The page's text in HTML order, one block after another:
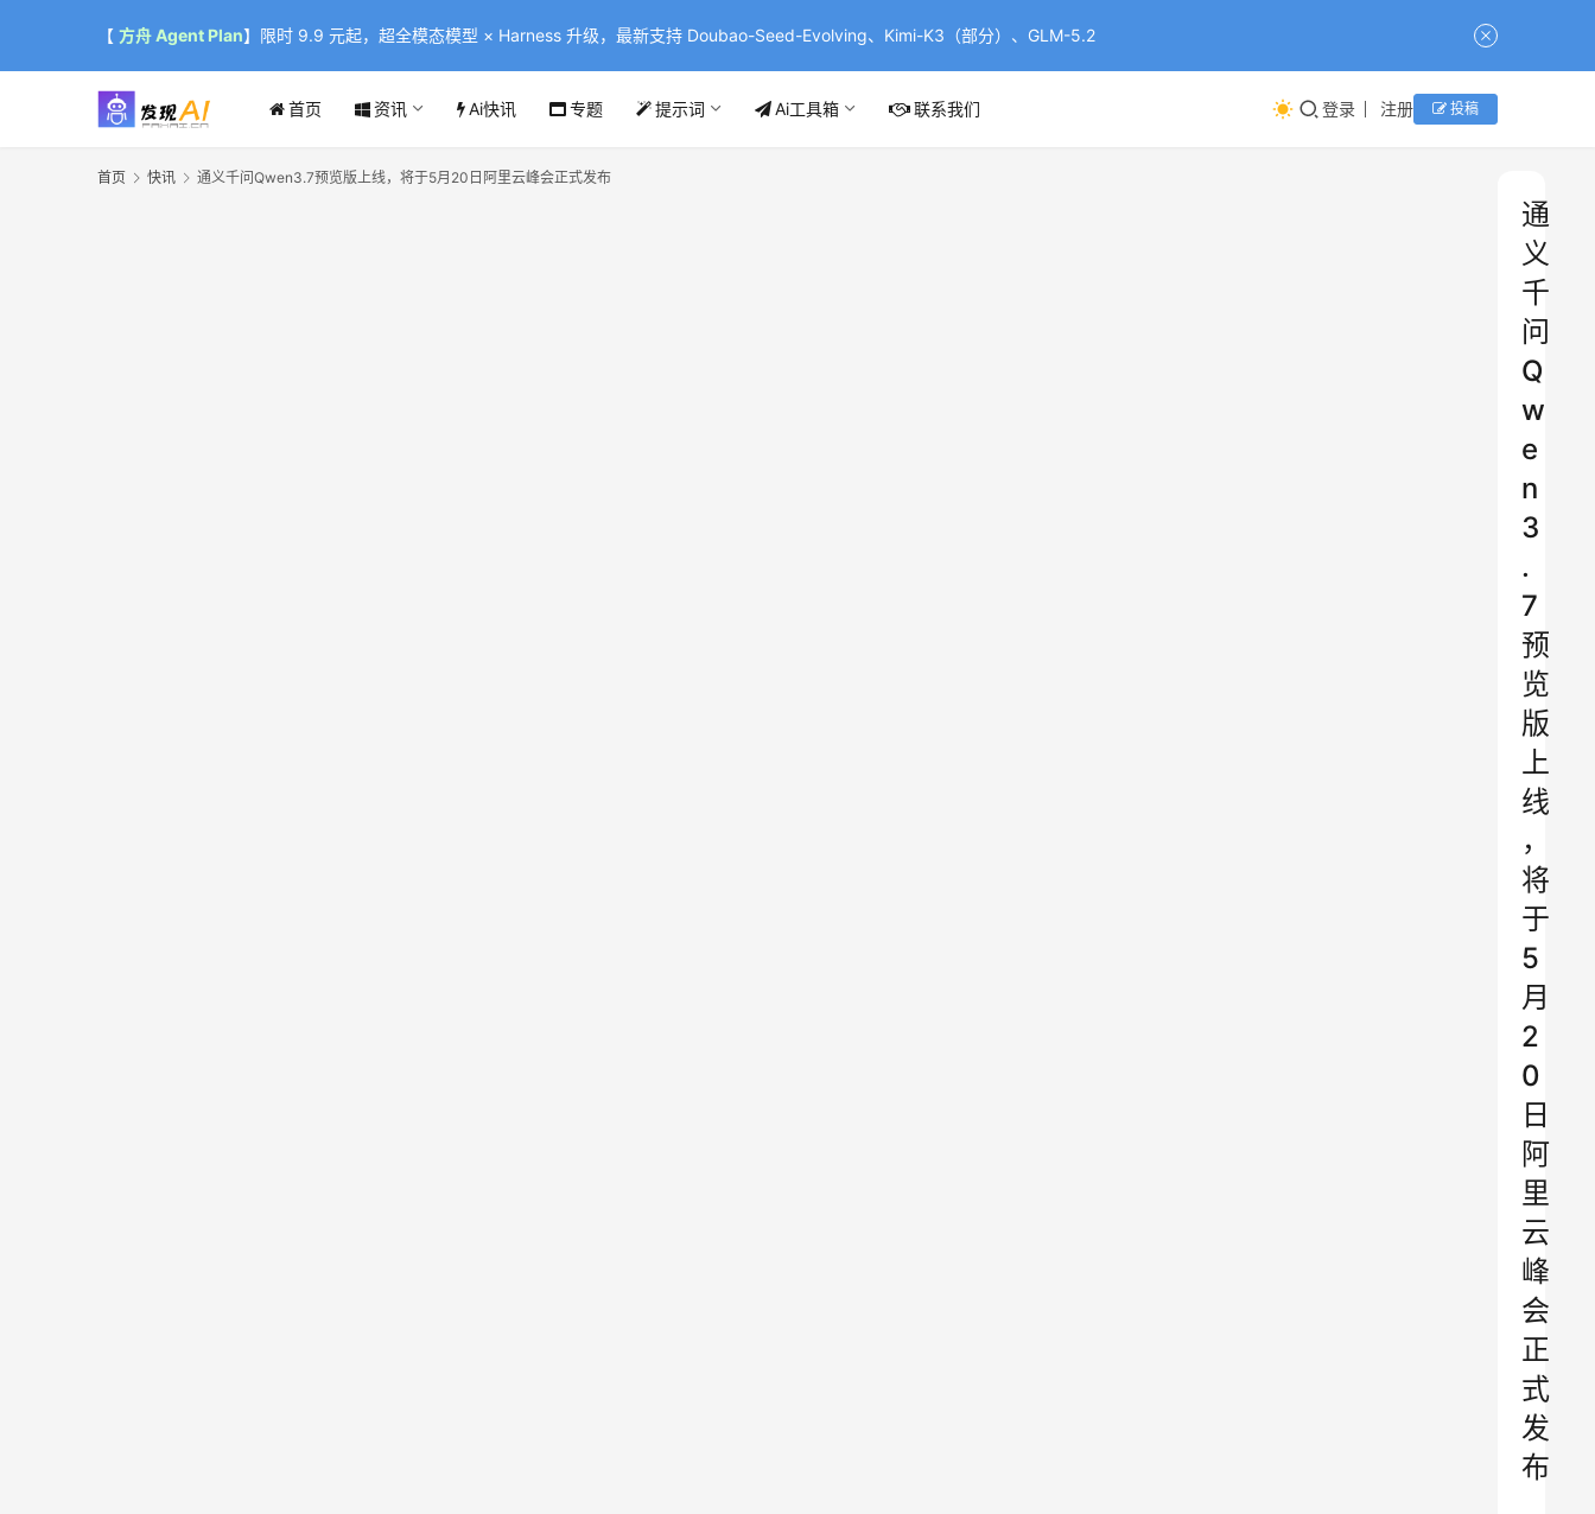
【 方舟 Agent Plan】限时 9.9 元起，超全模态模型 × Harness 升级，最新支持 Doubao-Seed-Evolving、Kimi-K3（部分）、GLM-5.2
首页 资讯 Ai快讯 专题 提示词 Ai工具箱 联系我们 登录 注册 投稿
首页 快讯 通义千问Qwen3.7预览版上线，将于5月20日阿里云峰会正式发布
通
义
千
问
Q
w
e
n
3
.
7
预
览
版
上
线
，
将
于
5
月
2
0
日
阿
里
云
峰
会
正
式
发
布